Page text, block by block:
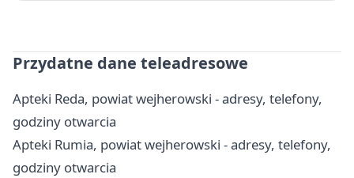
Przydatne dane teleadresowe
Apteki Reda, powiat wejherowski - adresy, telefony,
godziny otwarcia
Apteki Rumia, powiat wejherowski - adresy, telefony,
godziny otwarcia